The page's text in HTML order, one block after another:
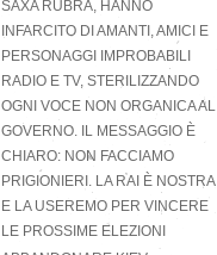
SAXA RUBRA, HANNO
INFARCITO DI AMANTI, AMICI E
PERSONAGGI IMPROBABILI
RADIO E TV, STERILIZZANDO
OGNI VOCE NON ORGANICA AL
GOVERNO. IL MESSAGGIO È
CHIARO: NON FACCIAMO
PRIGIONIERI. LA RAI È NOSTRA
E LA USEREMO PER VINCERE
LE PROSSIME ELEZIONI